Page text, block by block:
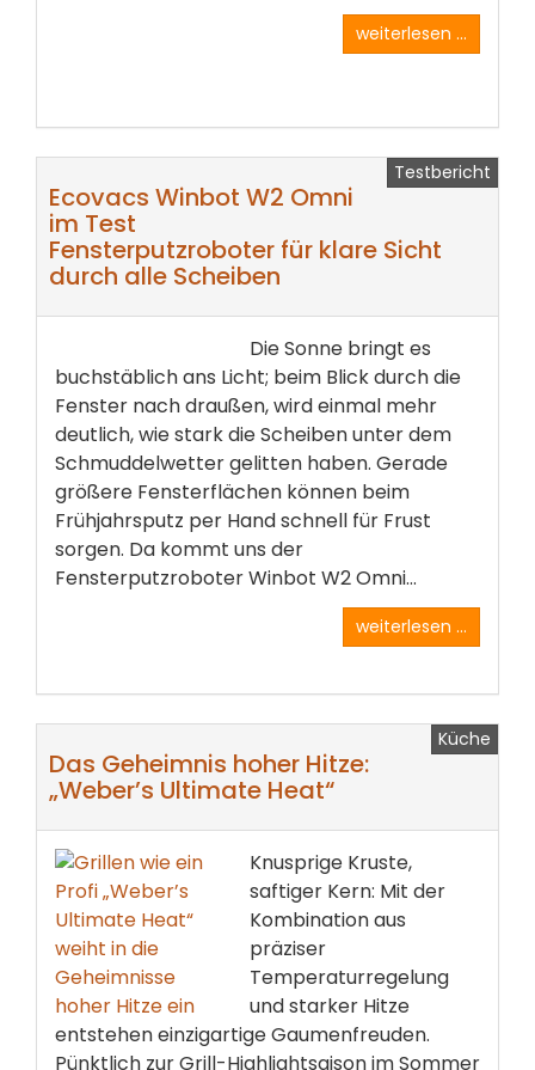
weiterlesen ...
Testbericht
Ecovacs Winbot W2 Omni
im Test
Fensterputzroboter für klare Sicht
durch alle Scheiben
Die Sonne bringt es
buchstäblich ans Licht; beim Blick durch die
Fenster nach draußen, wird einmal mehr
deutlich, wie stark die Scheiben unter dem
Schmuddelwetter gelitten haben. Gerade
größere Fensterflächen können beim
Frühjahrsputz per Hand schnell für Frust
sorgen. Da kommt uns der
Fensterputzroboter Winbot W2 Omni...
weiterlesen ...
Küche
Das Geheimnis hoher Hitze:
„Weber’s Ultimate Heat“
Knusprige Kruste,
saftiger Kern: Mit der
Kombination aus
präziser
Temperaturregelung
und starker Hitze
entstehen einzigartige Gaumenfreuden.
Pünktlich zur Grill-Highlightsaison im Sommer